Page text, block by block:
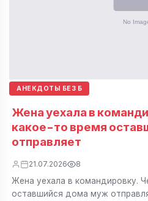
АНЕКДОТЫ БЕЗ Б
Жена уехала в
какое-то время
отправляет
21.07.2026 8
Жена уехала в командировку.
оставшийся дома муж